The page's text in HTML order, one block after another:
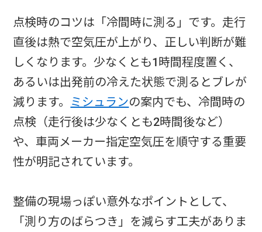
点検時のコツは「冷間時に測る」です。走行
直後は熱で空気圧が上がり、正しい判断が難
しくなります。少なくとも1時間程度置く、
あるいは出発前の冷えた状態で測るとブレが
減ります。 ミシュランの案内でも、冷間時の
点検（走行後は少なくとも2時間後など）
や、車両メーカー指定空気圧を順守する重要
性が明記されています。
整備の現場っぽい意外なポイントとして、
「測り方のばらつき」を減らす工夫がありま